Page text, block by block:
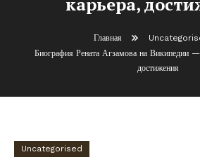
Главная
Биография Рената Агзамова на Википедии
достижения
Uncategorised